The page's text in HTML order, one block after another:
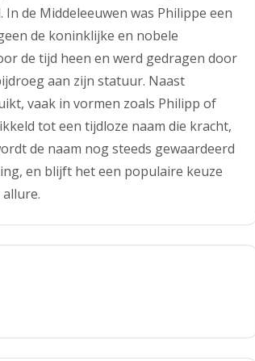
de Middeleeuwen was Philippe een
de koninklijke en nobele
de tijd heen en werd gedragen door
aan zijn statuur. Naast
vaak in vormen zoals Philipp of
tot een tijdloze naam die kracht,
de naam nog steeds gewaardeerd
en blijft het een populaire keuze